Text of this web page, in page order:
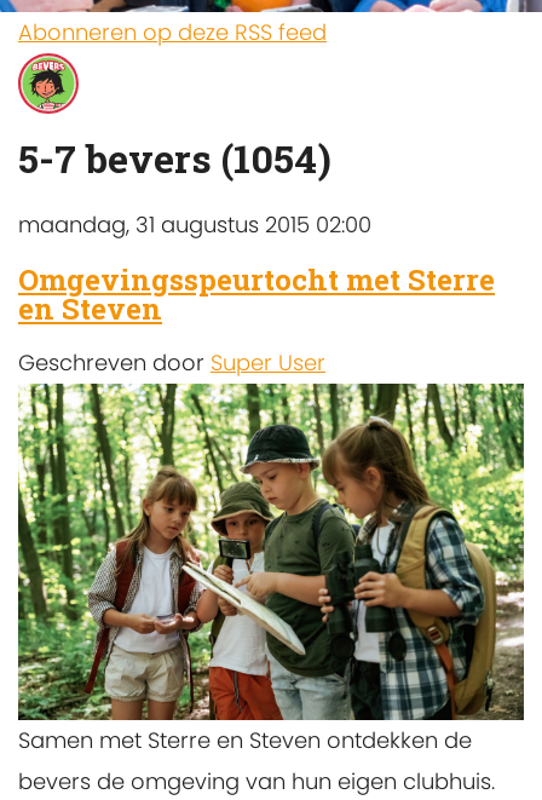
Abonneren op deze RSS feed
5-7 bevers (1054)
maandag, 31 augustus 2015 02:00
Omgevingsspeurtocht met Sterre
en Steven
Geschreven door Super User
Samen met Sterre en Steven ontdekken de
bevers de omgeving van hun eigen clubhuis.